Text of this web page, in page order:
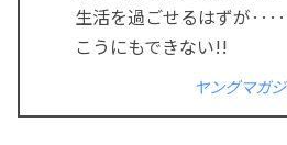
生活を過ごせるはずが
こうにもできない!!
ヤングマガ